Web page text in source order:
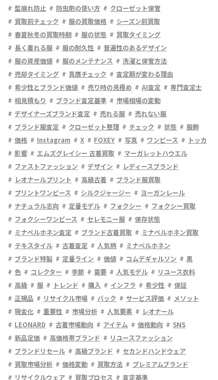
型崩れ防止
防虫剤の使い方
クローゼット保管
買取前チェック
服の買取価格
シーズン前買取
春夏秋冬の買取時期
服の状態
買取タイミング
長く着れる服
服の耐久性
普遍性のあるデザイン
服の資産価値
服のメンテナンス
洗濯と保管方法
売却タイミング
真贋チェック
査定額が変わる理由
希少性とブランド価値
売り時の見極め AI査定
専門査定士
相見積もり
ブランド査定基準
市場相場の変動
デザイナーズブランド査定
売れる服
売れない服
ブランド服査定
クローゼット整理 チェック 状態
服飾
価格
Instagram X FOXEY 写真 ワンピース
トッカ
影響
エムズグレイシー 古着買取
マーガレットハウエル
ファストファッション
デザイン
レディースブランド
レオナールプリント
高級古着
ブランド服買取
プリントワンピース
シルクジャージー
ヨーガンレール
ナチュラル志向
定番モデル フォクシー
フォクシー買取
フォクシーワンピース
セレモニー服
保存状態
ミナペルホネン査定
ブランド古着買取
ミナペルホネン買取
テキスタイル
古着査定 人気柄
ミナペルホネン
ブランド特製
定番ライン 価値 コムデギャルソン
黒
色
コレクター 季節 需要 人気モデル
リユース衣料
高級
服 トレンド 購入 インフラ 希少性
保証
正規品
リサイクル市場 バック サービス評価
メソット
現金化
重要性 市場分析 人気要素
レオナール
LEONARD
古着市場動向 アイテム 価格動向
SNS
新品定価
高価格帯ブランド
リユースファッション
ブランドリセール
高級ブランド
セカンドハンドウェア
買取市場分析
価格変動 買取方法
プレミアムブランド
リサイクルウェア
買取プロセス 査定基準